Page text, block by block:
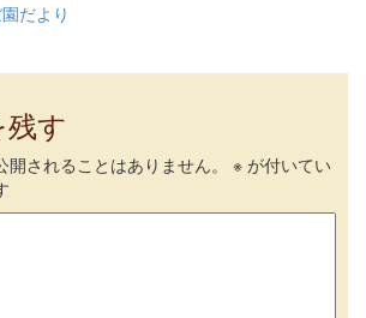
だより
す
されることはありません。 ※ が付いてい